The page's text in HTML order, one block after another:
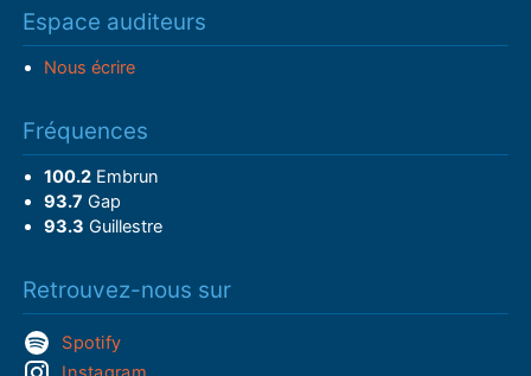
Espace auditeurs
Nous écrire
Fréquences
100.2Embrun
93.7 Gap
93.3 Guillestre
Retrouvez-nous sur
Spotify